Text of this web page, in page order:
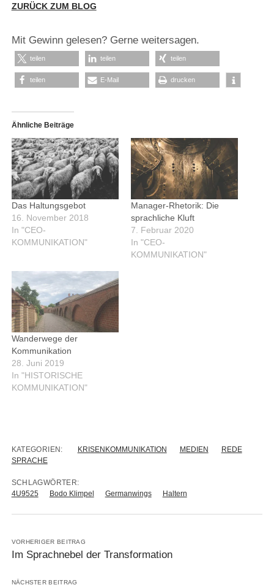
ZURÜCK ZUM BLOG
Mit Gewinn gelesen? Gerne weitersagen.
teilen teilen teilen
teilen E-Mail drucken
Ähnliche Beiträge
Das Haltungsgebot
16. November 2018
In "CEO-
KOMMUNIKATION"
Manager-Rhetorik: Die
sprachliche Kluft
7. Februar 2020
In "CEO-
KOMMUNIKATION"
Wanderwege der
Kommunikation
28. Juni 2019
In "HISTORISCHE
KOMMUNIKATION"
KATEGORIEN: KRISENKOMMUNIKATION MEDIEN
REDE
SPRACHE
SCHLAGWÖRTER:
4U9525
Bodo Klimpel Germanwings Haltern
VORHERIGER BEITRAG
Im Sprachnebel der Transformation
NÄCHSTER BEITRAG